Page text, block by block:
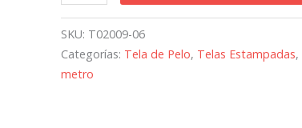
SKU: T02009-06
Categorías: Tela de Pelo, Telas Estampadas,
metro